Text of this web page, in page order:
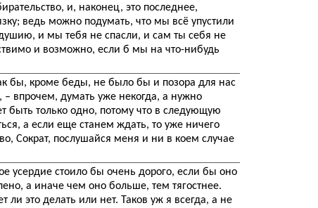
и, наконец, это последнее,
ведь можно подумать, что мы всё упустили
и мы тебя не спасли, и сам ты себя не
и возможно, если б мы на что-нибудь
бы, кроме беды, не было бы и позора для нас
– впрочем, думать уже некогда, а нужно
только одно, потому что в следующую
а если еще станем ждать, то уже ничего
Сократ, послушайся меня и ни в коем случае
усердие стоило бы очень дорого, если бы оно
а иначе чем оно больше, тем тягостнее.
ли это делать или нет. Таков уж я всегда, а не